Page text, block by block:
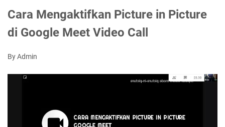
Cara Mengaktifkan Picture in Picture
di Google Meet Video Call
By Admin